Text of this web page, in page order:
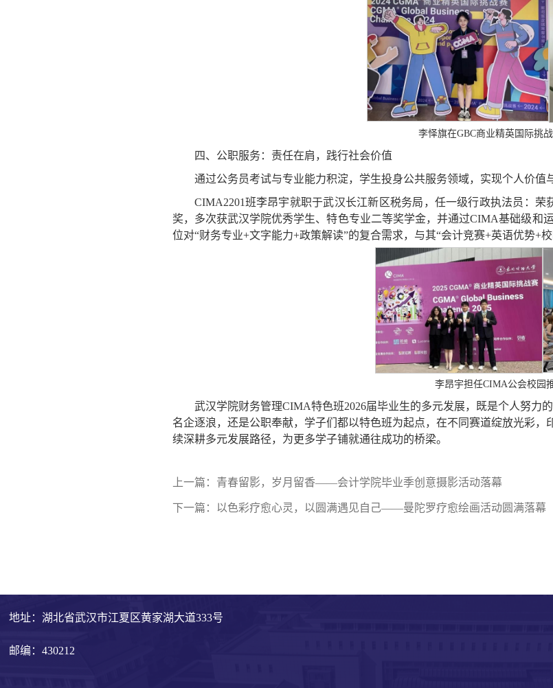
李怿旗在GBC商业精英国际挑
四、公职服务：责任在肩，践行社会价值
通过公务员考试与专业能力积淀，学生投身公共服务领域，实现个人价值
CIMA2201班李昂宇就职于武汉长江新区税务局，任一级行政执法员：
奖，多次获武汉学院优秀学生、特色专业二等奖学金，并通过CIMA基础级
位对“财务专业+文字能力+政策解读”的复合需求，与其“会计竞赛+英语优势+校
李昂宇担任CIMA公会校园
武汉学院财务管理CIMA特色班2026届毕业生的多元发展，既是个人努力
名企逐浪，还是公职奉献，学子们都以特色班为起点，在不同赛道绽放光彩
续深耕多元发展路径，为更多学子铺就通往成功的桥梁。
上一篇： 青春留影，岁月留香——会计学院毕业季创意摄影活动落幕
下一篇： 以色彩疗愈心灵，以圆满遇见自己——曼陀罗疗愈绘画活动圆满落幕
地址：湖北省武汉市江夏区黄家湖大道333号
邮编：430212